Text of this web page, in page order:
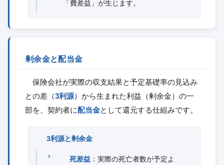
「費差益」が生じます。
剰余金と配当金
保険会社が実際の収支結果と予定基礎率の見込み
との差（3利源）から生まれた利益（剰余金）の一
部を、契約者に配当金として還元する仕組みです。
3利源と剰余金
死差益 ：実際の死亡者数が予定よ